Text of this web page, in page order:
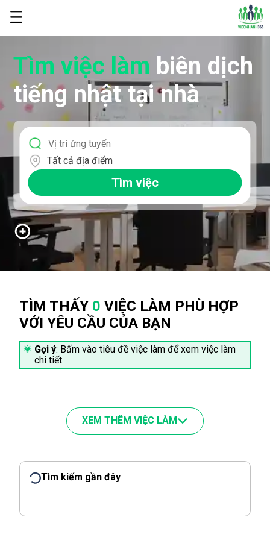
Tìm việc làm biên dịch
tiếng nhật tại nhà
Tất cả địa điểm
Tìm việc
TÌM THẤY 0 VIỆC LÀM PHÙ HỢP
VỚI YÊU CẦU CỦA BẠN
Gợi ý: Bấm vào tiêu đề việc làm để xem việc làm
chi tiết
XEM THÊM VIỆC LÀM
Tìm kiếm gần đây